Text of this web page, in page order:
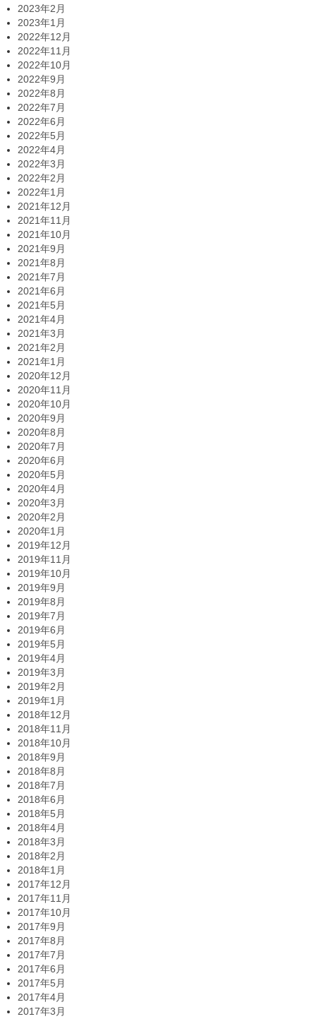
2023年2月
2023年1月
2022年12月
2022年11月
2022年10月
2022年9月
2022年8月
2022年7月
2022年6月
2022年5月
2022年4月
2022年3月
2022年2月
2022年1月
2021年12月
2021年11月
2021年10月
2021年9月
2021年8月
2021年7月
2021年6月
2021年5月
2021年4月
2021年3月
2021年2月
2021年1月
2020年12月
2020年11月
2020年10月
2020年9月
2020年8月
2020年7月
2020年6月
2020年5月
2020年4月
2020年3月
2020年2月
2020年1月
2019年12月
2019年11月
2019年10月
2019年9月
2019年8月
2019年7月
2019年6月
2019年5月
2019年4月
2019年3月
2019年2月
2019年1月
2018年12月
2018年11月
2018年10月
2018年9月
2018年8月
2018年7月
2018年6月
2018年5月
2018年4月
2018年3月
2018年2月
2018年1月
2017年12月
2017年11月
2017年10月
2017年9月
2017年8月
2017年7月
2017年6月
2017年5月
2017年4月
2017年3月